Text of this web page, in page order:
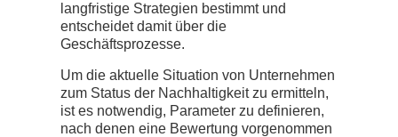
langfristige Strategien bestimmt und
entscheidet damit über die
Geschäftsprozesse.
Um die aktuelle Situation von Unternehmen
zum Status der Nachhaltigkeit zu ermitteln,
ist es notwendig, Parameter zu definieren,
nach denen eine Bewertung vorgenommen